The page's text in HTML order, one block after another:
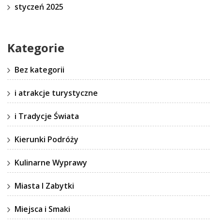
styczeń 2025
Kategorie
Bez kategorii
i atrakcje turystyczne
i Tradycje Świata
Kierunki Podróży
Kulinarne Wyprawy
Miasta I Zabytki
Miejsca i Smaki